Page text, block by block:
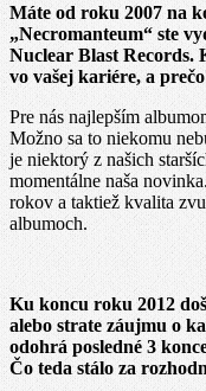
Máte od roku 2007 na
„Necromanteum“ ste
Nuclear Blast Records.
vo vašej kariére, a
Pre nás najlepším
Možno sa to niekomu
je niektorý z našich
momentálne naša
rokov a taktiež kvalita
albumoch.
Ku koncu roku 2012
alebo strate záujmu o
odohrá posledné 3
Čo teda stálo za